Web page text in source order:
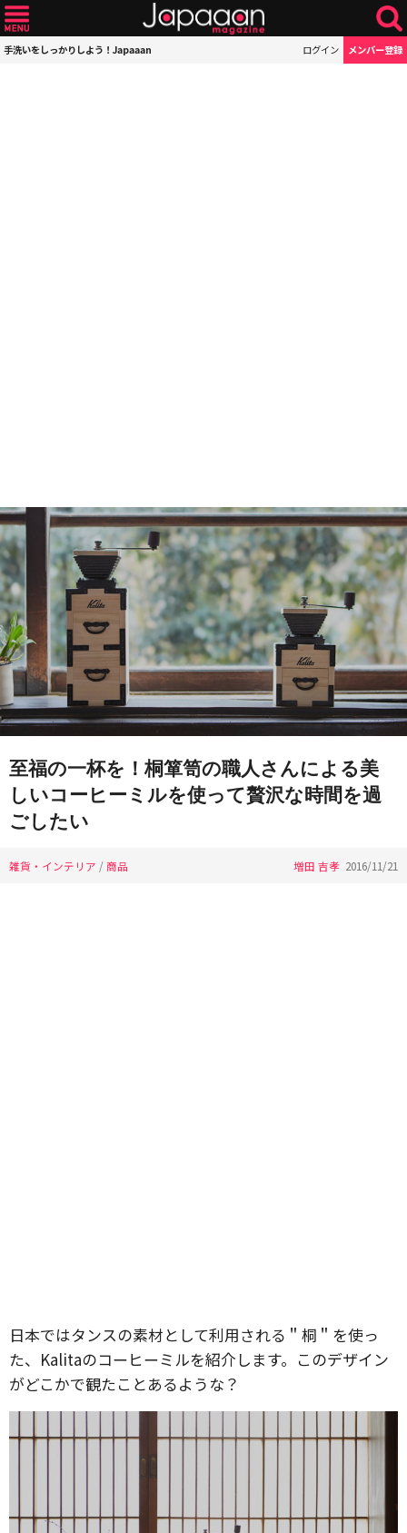
手洗いをしっかりしよう！Japaaan ログイン メンバー登録
至福の一杯を！桐箪笥の職人さんによる美
しいコーヒーミルを使って贅沢な時間を過
ごしたい
雑貨・インテリア /商品 増田 吉孝 2016/11/21
日本ではタンスの素材として利用される＂桐＂を使っ
た、Kalitaのコーヒーミルを紹介します。このデザイン
がどこかで観たことあるような？